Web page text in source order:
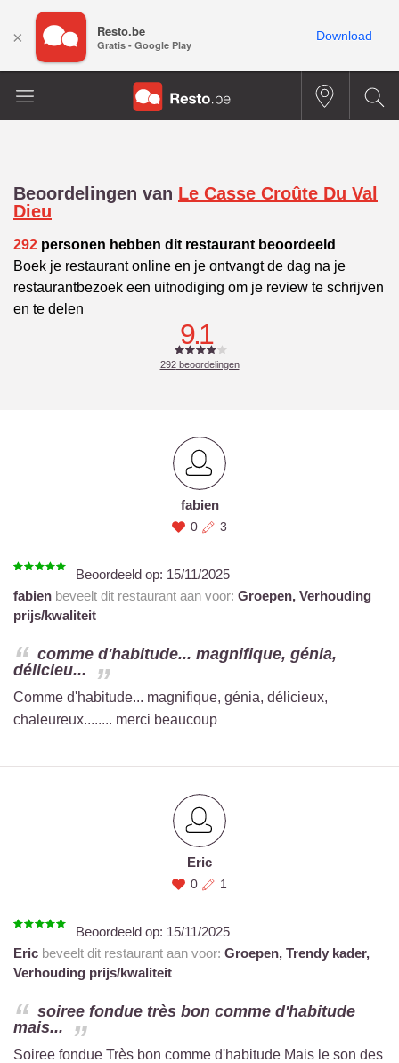
Beoordelingen van Le Casse Croûte Du Val
Dieu
292 personen hebben dit restaurant beoordeeld
Boek je restaurant online en je ontvangt de dag na je
restaurantbezoek een uitnodiging om je review te schrijven
en te delen
9.1
292beoordelingen
fabien
0 3
Beoordeeld op: 15/11/2025
fabien beveelt dit restaurant aan voor: Groepen, Verhouding
prijs/kwaliteit
comme d'habitude... magnifique, génia,
délicieu...
Comme d'habitude... magnifique, génia, délicieux,
chaleureux........ merci beaucoup
Eric
0 1
Beoordeeld op: 15/11/2025
Eric beveelt dit restaurant aan voor: Groepen, Trendy kader,
Verhouding prijs/kwaliteit
soiree fondue très bon comme d'habitude
mais...
Soiree fondue Très bon comme d'habitude Mais le son des
× Resto.be
Gratis - Google Play
Download